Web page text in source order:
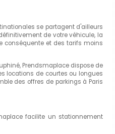
se partagent d'ailleurs
de votre véhicule, la
conséquente et des tarifs moins
Prendsmaplace dispose de
locations de courtes ou longues
des offres de parkings à Paris
facilite un stationnement